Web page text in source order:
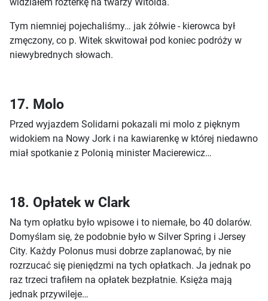
Tym niemniej pojechaliśmy… jak żółwie - kierowca był
zmęczony, co p. Witek skwitował pod koniec podróży w
niewybrednych słowach.
17. Molo
Przed wyjazdem Solidarni pokazali mi molo z pięknym
widokiem na Nowy Jork i na kawiarenkę w której niedawno
miał spotkanie z Polonią minister Macierewicz…
18. Opłatek w Clark
Na tym opłatku było wpisowe i to niemałe, bo 40 dolarów.
Domyślam się, że podobnie było w Silver Spring i Jersey
City. Każdy Polonus musi dobrze zaplanować, by nie
rozrzucać się pieniędzmi na tych opłatkach. Ja jednak po
raz trzeci trafiłem na opłatek bezpłatnie. Księża mają
jednak przywileje…